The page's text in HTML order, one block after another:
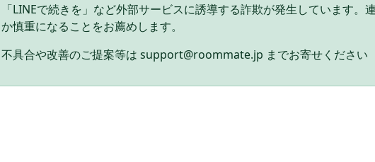
「LINEで続きを」など外部サービスに誘導する詐欺が発生しています。
か慎重になることをお薦めします。
不具合や改善のご提案等は support@roommate.jp までお寄せください